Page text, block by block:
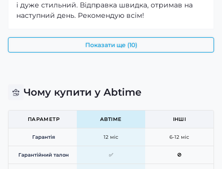
і дуже стильний. Відправка швидка, отримав на
наступний день. Рекомендую всім!
Показати ще (10)
Чому купити у Abtime
ПАРАМЕТР ABTIME ІНШІ
Гарантія 12 міс 6-12 міс
Гарантійний талон ✅ 🚫